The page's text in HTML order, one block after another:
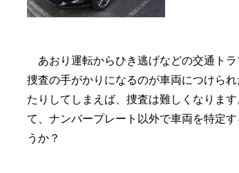
あおり運転からひき逃げなどの交通トラ
捜査の手がかりになるのが車両につけら
たりしてしまえば、捜査は難しくなりま
て、ナンバープレート以外で車両を特定
うか？